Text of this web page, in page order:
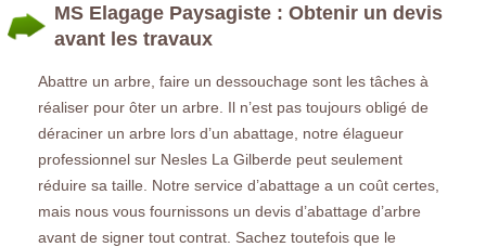
MS Elagage Paysagiste : Obtenir un devis
avant les travaux
Abattre un arbre, faire un dessouchage sont les tâches à
réaliser pour ôter un arbre. Il n’est pas toujours obligé de
déraciner un arbre lors d’un abattage, notre élagueur
professionnel sur Nesles La Gilberde peut seulement
réduire sa taille. Notre service d’abattage a un coût certes,
mais nous vous fournissons un devis d’abattage d’arbre
avant de signer tout contrat. Sachez toutefois que le